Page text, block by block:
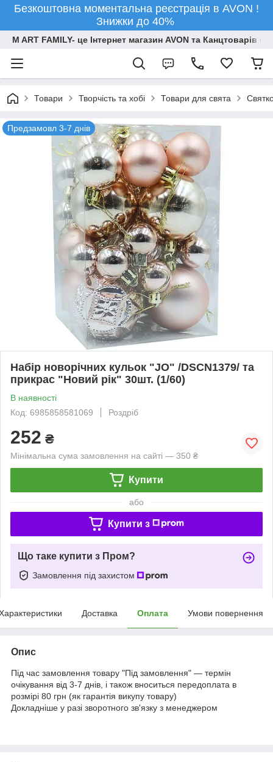
Безкоштовна моментальна реєстрація в AVON !
Знижки до 40%
M ART FAMILY- це Інтернет магазин AVON та Канцтоварів
Товари Творчiсть та хобi Товари для свята
Предзамовл 3-7 днів
Набір новорічних кульок "JO" /DSCN1379/ та
прикрас "Новий рік" 30шт. (1/60)
В наявності
Код: 6985858581069
Роздріб
252 ₴
Мінімальна сума замовлення на сайті — 350 ₴
Купити
або
Купити з
Що таке купити з Пром?
Замовлення під захистом
Доставка Оплата Умови повернення
Опис
Під час замовлення товару "Під замовлення" — термін
очікування від 3-7 днів, і також вноситься передоплата в
розмірі 80 грн (як гарантія викупу товару)
Докладніше у разі зворотного зв'язку з менеджером